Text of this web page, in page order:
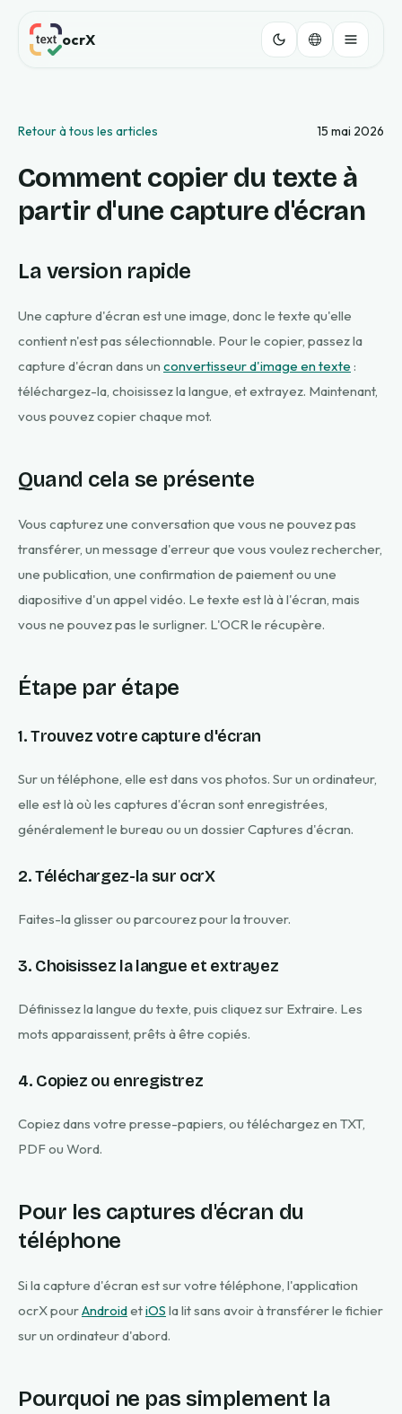
ocrX
Retour à tous les articles 15 mai 2026
Comment copier du texte à
partir d'une capture d'écran
La version rapide
Une capture d'écran est une image, donc le texte qu'elle
contient n'est pas sélectionnable. Pour le copier, passez la
capture d'écran dans un convertisseur d'image en texte :
téléchargez-la, choisissez la langue, et extrayez. Maintenant,
vous pouvez copier chaque mot.
Quand cela se présente
Vous capturez une conversation que vous ne pouvez pas
transférer, un message d'erreur que vous voulez rechercher,
une publication, une confirmation de paiement ou une
diapositive d'un appel vidéo. Le texte est là à l'écran, mais
vous ne pouvez pas le surligner. L'OCR le récupère.
Étape par étape
1. Trouvez votre capture d'écran
Sur un téléphone, elle est dans vos photos. Sur un ordinateur,
elle est là où les captures d'écran sont enregistrées,
généralement le bureau ou un dossier Captures d'écran.
2. Téléchargez-la sur ocrX
Faites-la glisser ou parcourez pour la trouver.
3. Choisissez la langue et extrayez
Définissez la langue du texte, puis cliquez sur Extraire. Les
mots apparaissent, prêts à être copiés.
4. Copiez ou enregistrez
Copiez dans votre presse-papiers, ou téléchargez en TXT,
PDF ou Word.
Pour les captures d'écran du
téléphone
Si la capture d'écran est sur votre téléphone, l'application
ocrX pourAndroidetiOS la lit sans avoir à transférer le fichier
sur un ordinateur d'abord.
Pourquoi ne pas simplement la